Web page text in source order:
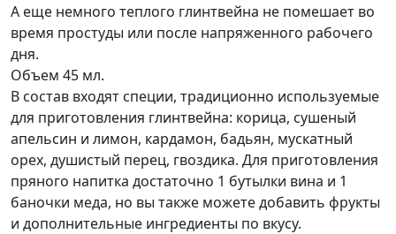
А еще немного теплого глинтвейна не помешает во
время простуды или после напряженного рабочего
дня.
Объем 45 мл.
В состав входят специи, традиционно используемые
для приготовления глинтвейна: корица, сушеный
апельсин и лимон, кардамон, бадьян, мускатный
орех, душистый перец, гвоздика. Для приготовления
пряного напитка достаточно 1 бутылки вина и 1
баночки меда, но вы также можете добавить фрукты
и дополнительные ингредиенты по вкусу.